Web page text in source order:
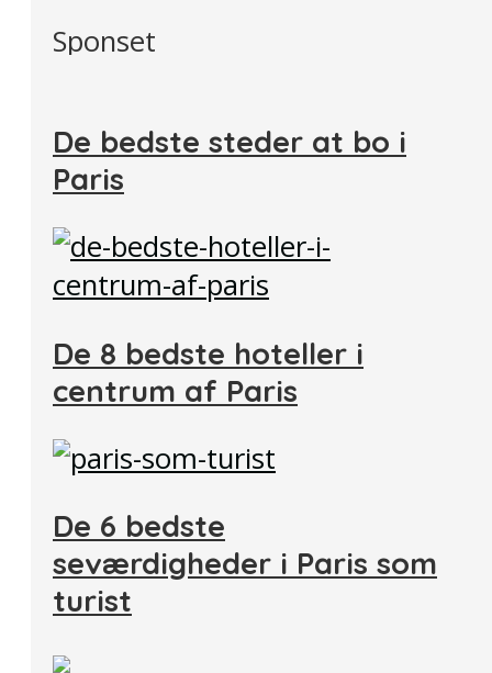
Sponset
De bedste steder at bo i
Paris
De 8 bedste hoteller i
centrum af Paris
De 6 bedste
seværdigheder i Paris som
turist